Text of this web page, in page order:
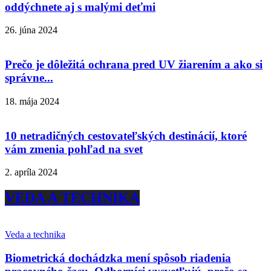
oddýchnete aj s malými deťmi
26. júna 2024
Prečo je dôležitá ochrana pred UV žiarením a ako si
správne...
18. mája 2024
10 netradičných cestovateľských destinácií, ktoré
vám zmenia pohľad na svet
2. apríla 2024
VEDA A TECHNIKA
Veda a technika
Biometrická dochádzka mení spôsob riadenia